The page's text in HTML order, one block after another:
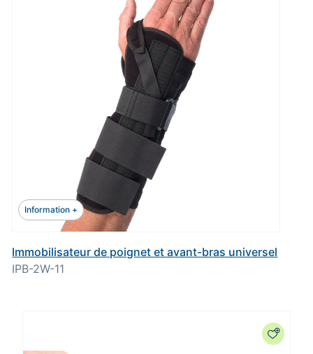
Information +
Immobilisateur de poignet et avant-bras universel
IPB-2W-11